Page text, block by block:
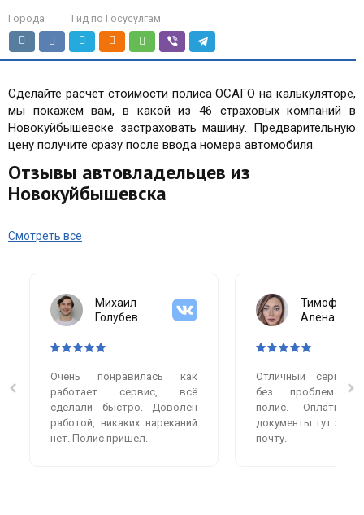
Города Гид по Госусулгам
Сделайте расчет стоимости полиса ОСАГО на калькуляторе,
мы покажем вам, в какой из 46 страховых компаний в
Новокуйбышевске застраховать машину. Предварительную
цену получите сразу после ввода номера автомобиля.
Отзывы автовладельцев из
Новокуйбышевска
Смотреть все
Михаил
Голубев
Очень понравилась как
работает сервис, всё
сделали быстро. Доволен
работой, никаких нареканий
нет. Полис пришел.
Тимофеева
Алена
Отличный сервис.
без проблем
полис.
документы тут же
почту.